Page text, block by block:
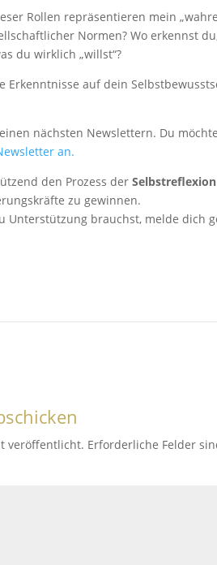
Rollen repräsentieren mein
Normen? Wo erkennst
du wirklich „willst“?
Erkenntnisse auf dein
nächsten Newslettern. Du
an.
den Prozess derSelbstreflexion
zu gewinnen.
Unterstützung brauchst, melde dich
veröffentlicht. Erforderliche Felder